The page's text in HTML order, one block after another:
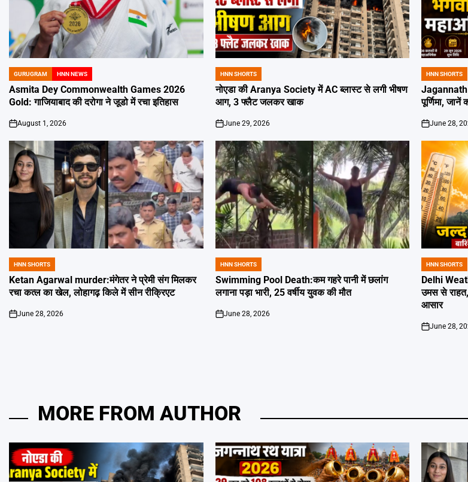
POSTED
IN
GURUGRAM HNN NEWS
Asmita Dey Commonwealth Games 2026
Gold: गाजियाबाद की दरोगा ने जूडो में रचा इतिहास
on
August 1, 2026
POSTED
IN
HNN SHORTS
नोएडा की Aranya Society में AC ब्लास्ट से लगी भीषण
आग, 3 फ्लैट जलकर खाक
on
June 29, 2026
POSTED
IN
HNN SHORTS
पूर्णिमा, जानें
on
June 28,
POSTED
IN
HNN SHORTS
Ketan Agarwal murder:मंगेतर ने प्रेमी संग मिलकर
रचा कत्ल का खेल, लोहागढ़ किले में सीन रीक्रिएट
on
June 28, 2026
POSTED
IN
HNN SHORTS
Swimming Pool Death:कम गहरे पानी में छलांग
लगाना पड़ा भारी, 25 वर्षीय युवक की मौत
on
June 28, 2026
POSTED
IN
HNN SHORTS
Delhi
उमस से
आसार
on
June 28,
MORE FROM AUTHOR